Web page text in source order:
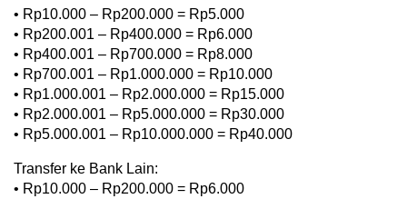
• Rp10.000 – Rp200.000 = Rp5.000
• Rp200.001 – Rp400.000 = Rp6.000
• Rp400.001 – Rp700.000 = Rp8.000
• Rp700.001 – Rp1.000.000 = Rp10.000
• Rp1.000.001 – Rp2.000.000 = Rp15.000
• Rp2.000.001 – Rp5.000.000 = Rp30.000
• Rp5.000.001 – Rp10.000.000 = Rp40.000
Transfer ke Bank Lain:
• Rp10.000 – Rp200.000 = Rp6.000